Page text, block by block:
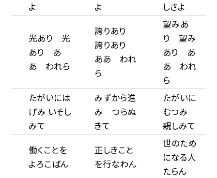
よ
よ
しさよ
光あり 光
あり あ
あ われら
誇りあり
誇りあり
ああ われ
ら
望みあ
り 望み
あり あ
あ われ
ら
たがいには
げみ いそし
みて
みずから進
み つらぬ
きて
たがいに
むつみ
親しみて
働くことを
よろこばん
正しきこと
を行なわん
世のため
になる人
たらん